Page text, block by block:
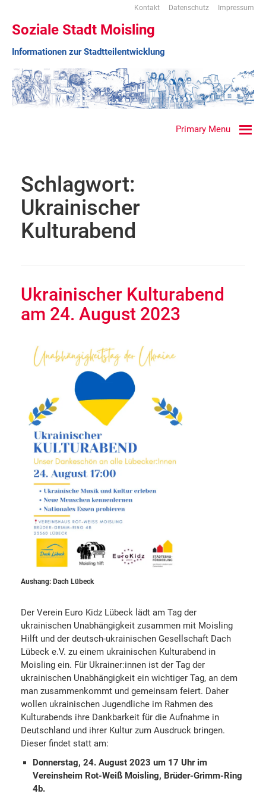
Kontakt Datenschutz Impressum
Soziale Stadt Moisling
Informationen zur Stadtteilentwicklung
Primary Menu
Schlagwort:
Ukrainischer
Kulturabend
Ukrainischer Kulturabend
am 24. August 2023
Aushang: Dach Lübeck
Der Verein Euro Kidz Lübeck lädt am Tag der
ukrainischen Unabhängigkeit zusammen mit Moisling
Hilft und der deutsch-ukrainischen Gesellschaft Dach
Lübeck e.V. zu einem ukrainischen Kulturabend in
Moisling ein. Für Ukrainer:innen ist der Tag der
ukrainischen Unabhängigkeit ein wichtiger Tag, an dem
man zusammenkommt und gemeinsam feiert. Daher
wollen ukrainischen Jugendliche im Rahmen des
Kulturabends ihre Dankbarkeit für die Aufnahme in
Deutschland und ihrer Kultur zum Ausdruck bringen.
Dieser findet statt am:
Donnerstag, 24. August 2023 um 17 Uhr im
Vereinsheim Rot-Weiß Moisling, Brüder-Grimm-Ring
4b.